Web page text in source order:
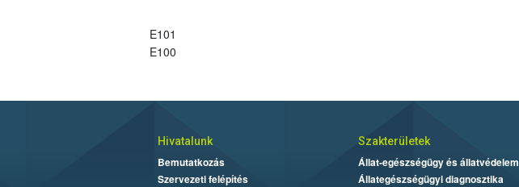
E101
E100
Hivatalunk
Bemutatkozás
Szervezeti felépítés
Szakterületek
Állat-egészségügy és állatvédelem
Állategészségügyi diagnosztika